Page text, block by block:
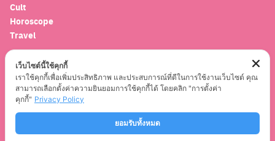
Cult
Horoscope
Travel
Entertainment
Celebrity
Movies
Musics
เว็บไซต์นี้ใช้คุกกี้
เราใช้คุกกี้เพื่อเพิ่มประสิทธิภาพ และประสบการณ์ที่ดีในการใช้งานเว็บไซต์ คุณ
สามารถเลือกตั้งค่าความยินยอมการใช้คุกกี้ได้ โดยคลิก "การตั้งค่า
คุกกี้" Privacy Policy
ยอมรับทั้งหมด